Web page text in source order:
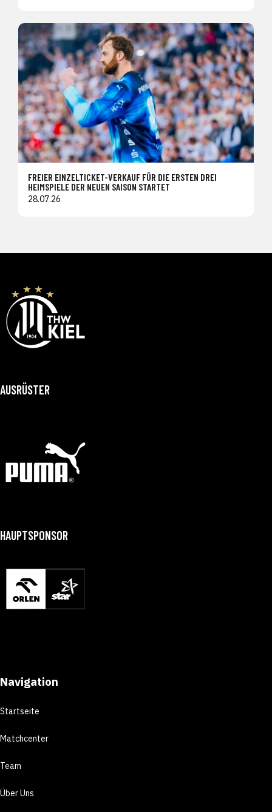
FREIER EINZELTICKET-VERKAUF FÜR DIE ERSTEN DREI
HEIMSPIELE DER NEUEN SAISON STARTET
28.07.26
AUSRÜSTER
HAUPTSPONSOR
Navigation
Startseite
Matchcenter
Team
Über Uns